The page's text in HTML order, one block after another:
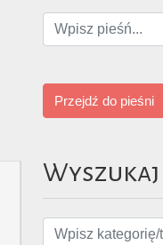
Przejdź do pieśni